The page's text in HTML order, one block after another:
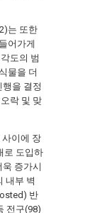
는 또한
어가게
도의 범
물을 더
을 결정
락 및 맞
사이에 장
로 도입하
증가시
내부 벽
반
전구(98)